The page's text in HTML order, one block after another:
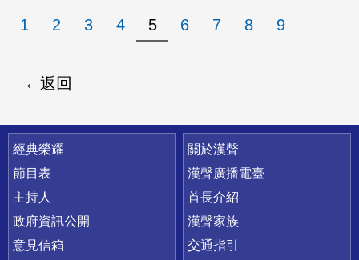
1 2 3 4 5 6 7 8 9
返回
快速連結
經典榮耀
節目表
主持人
政府資訊公開
意見信箱
關於漢聲
漢聲廣播電臺
首長介紹
漢聲家族
交通指引